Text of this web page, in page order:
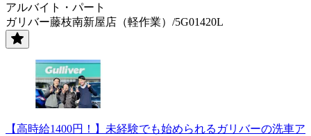
アルバイト・パート
ガリバー藤枝南新屋店（軽作業）/5G01420L
【高時給1400円！】未経験でも始められるガリバーの洗車ア